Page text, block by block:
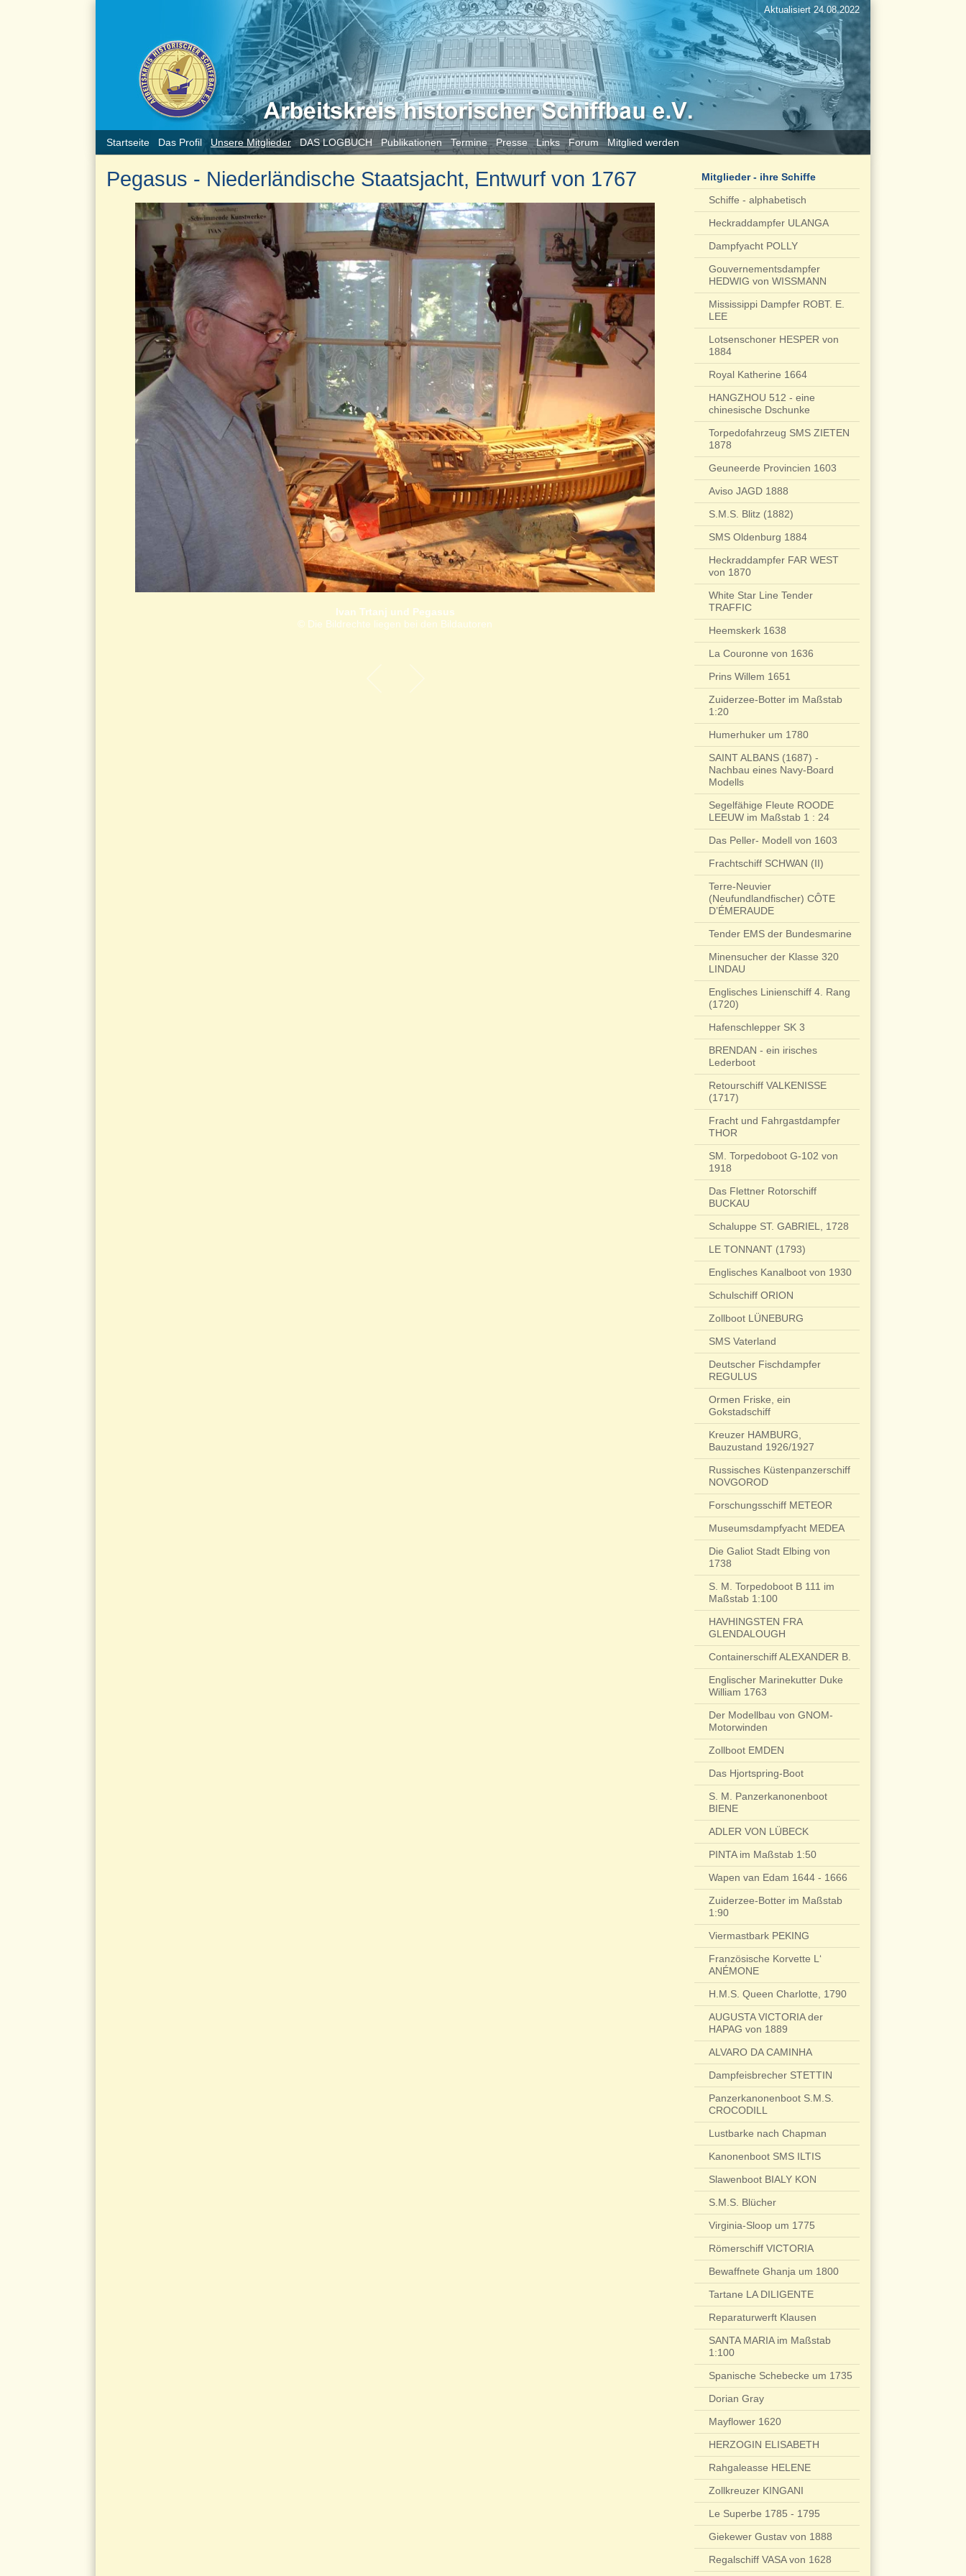
Startseite Das Profil Unsere Mitglieder DAS LOGBUCH Publikationen Termine Presse Links Forum Mitglied werden
Aktualisiert 24.08.2022
Pegasus - Niederländische Staatsjacht, Entwurf von 1767
Ivan Trtanj und Pegasus
© Die Bildrechte liegen bei den Bildautoren
Mitglieder - ihre Schiffe
Schiffe - alphabetisch
Heckraddampfer ULANGA
Dampfyacht POLLY
Gouvernementsdampfer
HEDWIG von WISSMANN
Mississippi Dampfer ROBT. E.
LEE
Lotsenschoner HESPER von
1884
Royal Katherine 1664
HANGZHOU 512 - eine
chinesische Dschunke
Torpedofahrzeug SMS ZIETEN
1878
Geuneerde Provincien 1603
Aviso JAGD 1888
S.M.S. Blitz (1882)
SMS Oldenburg 1884
Heckraddampfer FAR WEST
von 1870
White Star Line Tender
TRAFFIC
Heemskerk 1638
La Couronne von 1636
Prins Willem 1651
Zuiderzee-Botter im Maßstab
1:20
Humerhuker um 1780
SAINT ALBANS (1687) -
Nachbau eines Navy-Board
Modells
Segelfähige Fleute ROODE
LEEUW im Maßstab 1 : 24
Das Peller- Modell von 1603
Frachtschiff SCHWAN (II)
Terre-Neuvier
(Neufundlandfischer) CÔTE
D’ÉMERAUDE
Tender EMS der Bundesmarine
Minensucher der Klasse 320
LINDAU
Englisches Linienschiff 4. Rang
(1720)
Hafenschlepper SK 3
BRENDAN - ein irisches
Lederboot
Retourschiff VALKENISSE
(1717)
Fracht und Fahrgastdampfer
THOR
SM. Torpedoboot G-102 von
1918
Das Flettner Rotorschiff
BUCKAU
Schaluppe ST. GABRIEL, 1728
LE TONNANT (1793)
Englisches Kanalboot von 1930
Schulschiff ORION
Zollboot LÜNEBURG
SMS Vaterland
Deutscher Fischdampfer
REGULUS
Ormen Friske, ein
Gokstadschiff
Kreuzer HAMBURG,
Bauzustand 1926/1927
Russisches Küstenpanzerschiff
NOVGOROD
Forschungsschiff METEOR
Museumsdampfyacht MEDEA
Die Galiot Stadt Elbing von
1738
S. M. Torpedoboot B 111 im
Maßstab 1:100
HAVHINGSTEN FRA
GLENDALOUGH
Containerschiff ALEXANDER B.
Englischer Marinekutter Duke
William 1763
Der Modellbau von GNOM-
Motorwinden
Zollboot EMDEN
Das Hjortspring-Boot
S. M. Panzerkanonenboot
BIENE
ADLER VON LÜBECK
PINTA im Maßstab 1:50
Wapen van Edam 1644 - 1666
Zuiderzee-Botter im Maßstab
1:90
Viermastbark PEKING
Französische Korvette L‘
ANÉMONE
H.M.S. Queen Charlotte, 1790
AUGUSTA VICTORIA der
HAPAG von 1889
ALVARO DA CAMINHA
Dampfeisbrecher STETTIN
Panzerkanonenboot S.M.S.
CROCODILL
Lustbarke nach Chapman
Kanonenboot SMS ILTIS
Slawenboot BIALY KON
S.M.S. Blücher
Virginia-Sloop um 1775
Römerschiff VICTORIA
Bewaffnete Ghanja um 1800
Tartane LA DILIGENTE
Reparaturwerft Klausen
SANTA MARIA im Maßstab
1:100
Spanische Schebecke um 1735
Dorian Gray
Mayflower 1620
HERZOGIN ELISABETH
Rahgaleasse HELENE
Zollkreuzer KINGANI
Le Superbe 1785 - 1795
Giekewer Gustav von 1888
Regalschiff VASA von 1628